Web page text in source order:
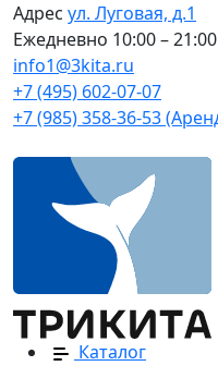
Адрес ул. Луговая, д.1
Ежедневно 10:00 – 21:00
info1@3kita.ru
+7 (495) 602-07-07
+7 (985) 358-36-53
Каталог